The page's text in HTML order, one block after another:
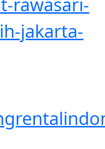
jakarta-